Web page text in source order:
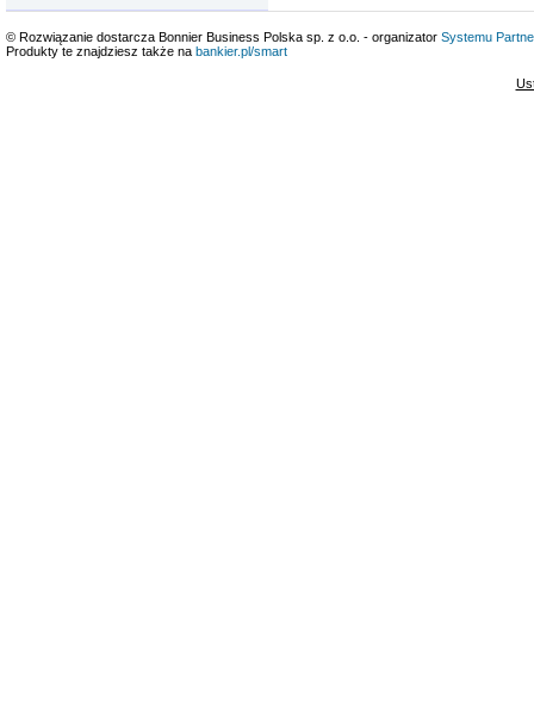
© Rozwiązanie dostarcza Bonnier Business Polska sp. z o.o. - organizator Systemu
Produkty te znajdziesz także na bankier.pl/smart